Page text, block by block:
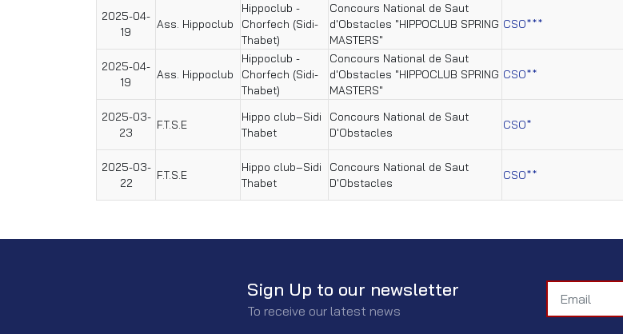
2025-04-
19
Ass. Hippoclub
Hippoclub -
Chorfech (Sidi-
Thabet)
Concours National de Saut
d'Obstacles "HIPPOCLUB SPRING
MASTERS"
CSO***
2025-04-
19
Ass. Hippoclub
Hippoclub -
Chorfech (Sidi-
Thabet)
Concours National de Saut
d'Obstacles "HIPPOCLUB SPRING
MASTERS"
CSO**
2025-03-
23
F.T.S.E
Hippo club–Sidi
Thabet
Concours National de Saut
D'Obstacles
CSO*
2025-03-
22
F.T.S.E
Hippo club–Sidi
Thabet
Concours National de Saut
D'Obstacles
CSO**
Sign Up to our newsletter
To receive our latest news